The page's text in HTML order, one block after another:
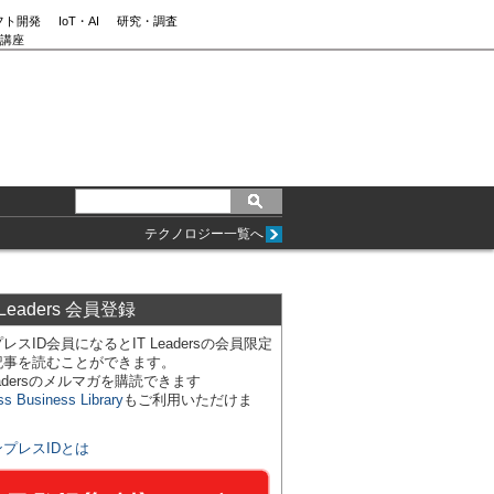
ト開発 IoT・AI
研究・調査
座
テクノロジー一覧へ
会員登録
スID会員になるとIT Leadersの会員限定
を読むことができます。
のメルマガを購読できます
Business Libraryもご利用いただけま
プレスIDとは